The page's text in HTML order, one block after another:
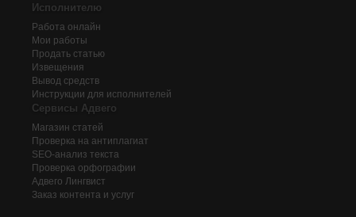
Исполнителю
Работа онлайн
Мои работы
Продать статью
Извещения
Вывод средств
Инструкции для исполнителей
Сервисы Адвего
Магазин статей
Проверка на антиплагиат
SEO-анализ текста
Проверка орфографии
Адвего Лингвист
Заказ контента и услуг